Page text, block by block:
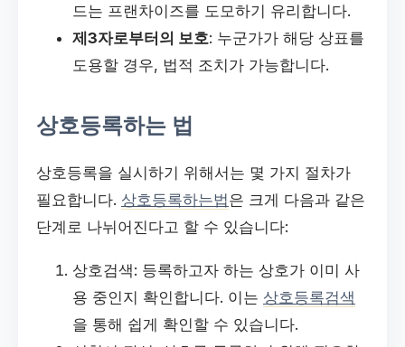
드는 프랜차이즈를 도모하기 유리합니다.
제3자로부터의 보호: 누군가가 해당 상표를
도용할 경우, 법적 조치가 가능합니다.
상호등록하는 법
상호등록을 실시하기 위해서는 몇 가지 절차가
필요합니다. 상호등록하는법은 크게 다음과 같은
단계로 나뉘어진다고 할 수 있습니다:
상호검색: 등록하고자 하는 상호가 이미 사
용 중인지 확인합니다. 이는 상호등록검색
을 통해 쉽게 확인할 수 있습니다.